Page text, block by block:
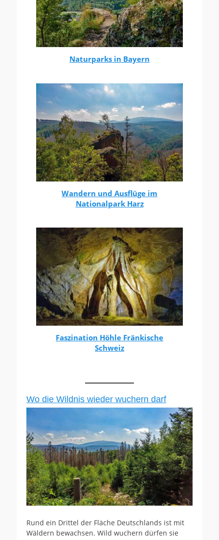
Naturparks in Bayern
Wandern und Ausflüge im
Nationalpark Harz
Faszination Höhle Fränkische
Schweiz
Wo die Wildnis wieder wuchern darf
Rund ein Drittel der Fläche Deutschlands ist mit
Wäldern bewachsen. Wild wuchern dürfen sie